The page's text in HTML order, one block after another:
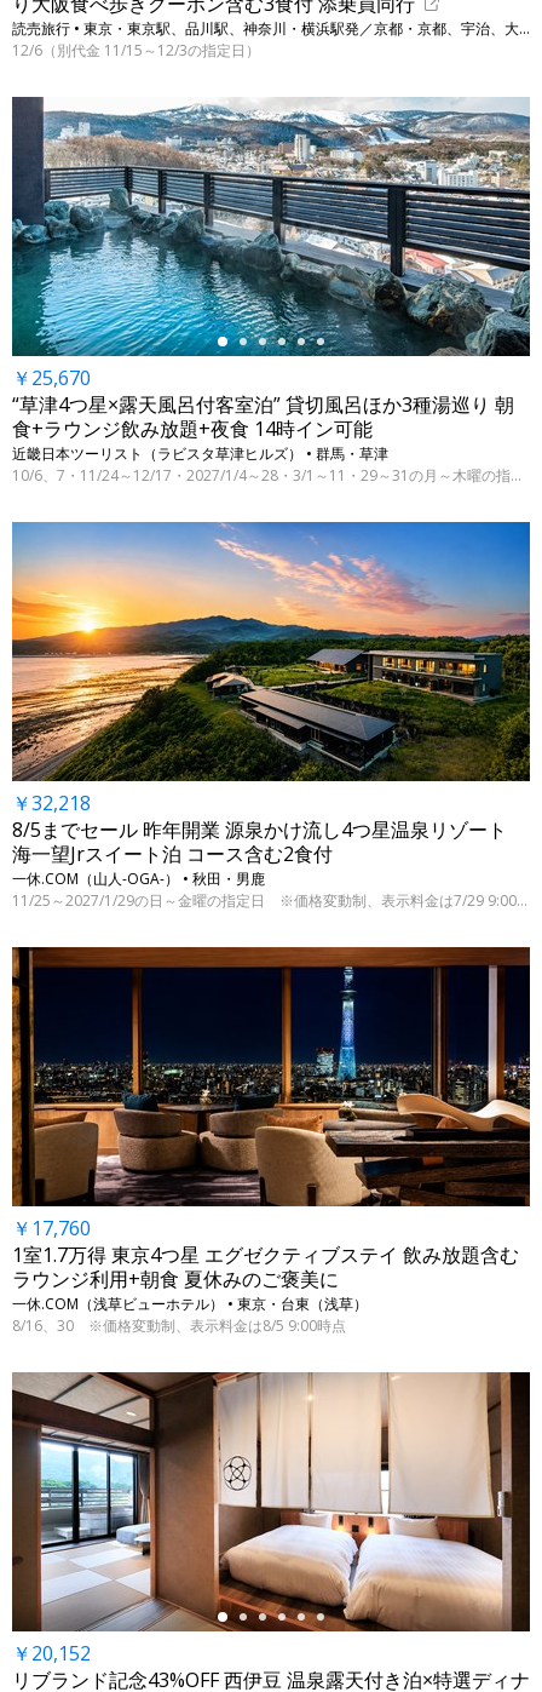
読売旅行 • 東京・東京駅、品川駅、神奈川・横浜駅発／京都・京都、宇治、大阪・大阪
12/6（別代金 11/15～12/3の指定日）
←
￥25,670
“草津4つ星×露天風呂付客室泊” 貸切風呂ほか3種湯巡り 朝
食+ラウンジ飲み放題+夜食 14時イン可能
近畿日本ツーリスト（ラビスタ草津ヒルズ） • 群馬・草津
10/6、7・11/24～12/17・2027/1/4～28・3/1～11・29～31の月～木曜の指定日
￥32,218
8/5までセール 昨年開業 源泉かけ流し4つ星温泉リゾート
海一望Jrスイート泊 コース含む2食付
一休.COM（山人-OGA-） • 秋田・男鹿
11/25～2027/1/29の日～金曜の指定日 ※価格変動制、表示料金は7/29 9:00時点
￥17,760
1室1.7万得 東京4つ星 エグゼクティブステイ 飲み放題含む
ラウンジ利用+朝食 夏休みのご褒美に
一休.COM（浅草ビューホテル） • 東京・台東（浅草）
8/16、30 ※価格変動制、表示料金は8/5 9:00時点
←
￥20,152
リブランド記念43%OFF 西伊豆 温泉露天付き泊×特選ディナ